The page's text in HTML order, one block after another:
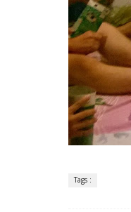
Tags :